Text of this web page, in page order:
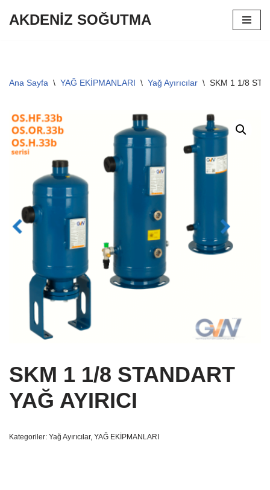
AKDENİZ SOĞUTMA
Ana Sayfa \ YAĞ EKİPMANLARI \ Yağ Ayırıcılar \ SKM 1 1/8
SKM 1 1/8 STANDART
YAĞ AYIRICI
Kategoriler: Yağ Ayırıcılar, YAĞ EKİPMANLARI